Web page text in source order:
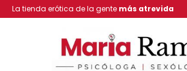
La tienda erótica de la gente más atrevida